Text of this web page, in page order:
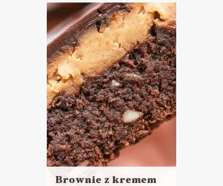
Czas przygotowania: 30 minut
+ 1 godzina chłodzenia
CIASTA I DESERY
DZIEŃ DZIECKA ??
Brownie z kremem